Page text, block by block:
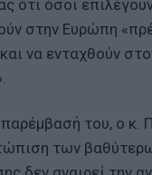
ότι όσοι
στην Ευρώπη
να ενταχθούν
του, ο κ.
των